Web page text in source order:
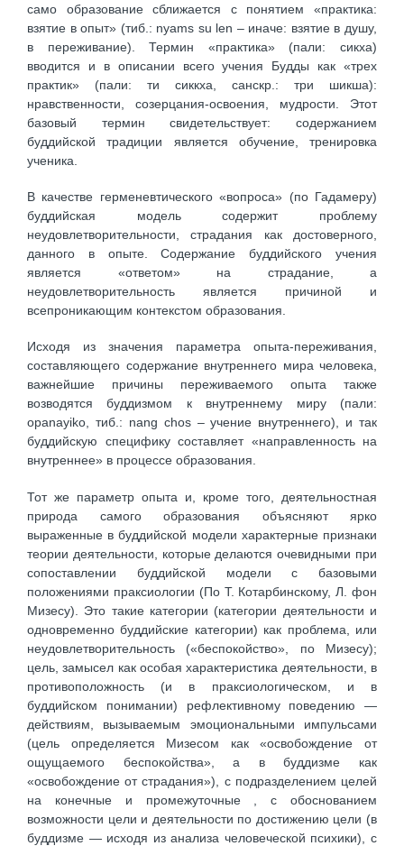
само образование сближается с понятием «практика:
взятие в опыт» (тиб.: nyams su len – иначе: взятие в душу,
в переживание). Термин «практика» (пали: сикха)
вводится и в описании всего учения Будды как «трех
практик» (пали: ти сиккха, санскр.: три шикша):
нравственности, созерцания-освоения, мудрости. Этот
базовый термин свидетельствует: содержанием
буддийской традиции является обучение, тренировка
ученика.
В качестве герменевтического «вопроса» (по Гадамеру)
буддийская модель содержит проблему
неудовлетворительности, страдания как достоверного,
данного в опыте. Содержание буддийского учения
является «ответом» на страдание, а
неудовлетворительность является причиной и
всепроникающим контекстом образования.
Исходя из значения параметра опыта-переживания,
составляющего содержание внутреннего мира человека,
важнейшие причины переживаемого опыта также
возводятся буддизмом к внутреннему миру (пали:
opanayiko, тиб.: nang chos – учение внутреннего), и так
буддийскую специфику составляет «направленность на
внутреннее» в процессе образования.
Тот же параметр опыта и, кроме того, деятельностная
природа самого образования объясняют ярко
выраженные в буддийской модели характерные признаки
теории деятельности, которые делаются очевидными при
сопоставлении буддийской модели с базовыми
положениями праксиологии (По Т. Котарбинскому, Л. фон
Мизесу). Это такие категории (категории деятельности и
одновременно буддийские категории) как проблема, или
неудовлетворительность («беспокойство», по Мизесу);
цель, замысел как особая характеристика деятельности, в
противоположность (и в праксиологическом, и в
буддийском понимании) рефлективному поведению —
действиям, вызываемым эмоциональными импульсами
(цель определяется Мизесом как «освобождение от
ощущаемого беспокойства», а в буддизме как
«освобождение от страдания»), с подразделением целей
на конечные и промежуточные , с обоснованием
возможности цели и деятельности по достижению цели (в
буддизме — исходя из анализа человеческой психики), с